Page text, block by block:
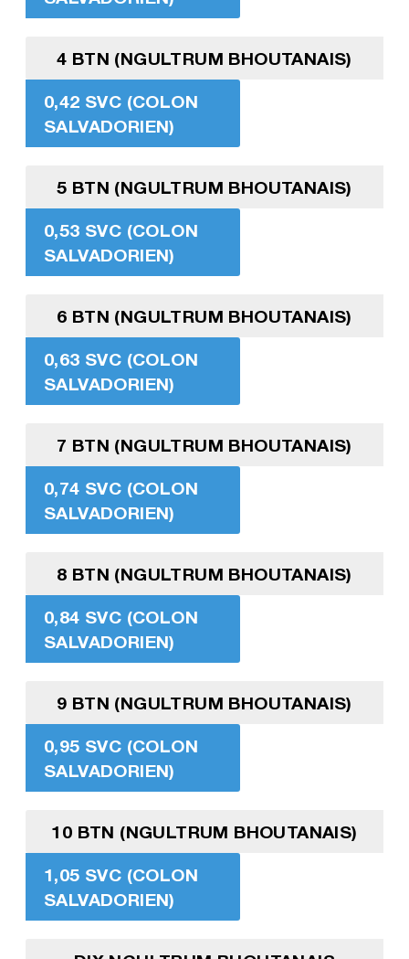
4 BTN (NGULTRUM BHOUTANAIS)
0,42 SVC (COLON
SALVADORIEN)
5 BTN (NGULTRUM BHOUTANAIS)
0,53 SVC (COLON
SALVADORIEN)
6 BTN (NGULTRUM BHOUTANAIS)
0,63 SVC (COLON
SALVADORIEN)
7 BTN (NGULTRUM BHOUTANAIS)
0,74 SVC (COLON
SALVADORIEN)
8 BTN (NGULTRUM BHOUTANAIS)
0,84 SVC (COLON
SALVADORIEN)
9 BTN (NGULTRUM BHOUTANAIS)
0,95 SVC (COLON
SALVADORIEN)
10 BTN (NGULTRUM BHOUTANAIS)
1,05 SVC (COLON
SALVADORIEN)